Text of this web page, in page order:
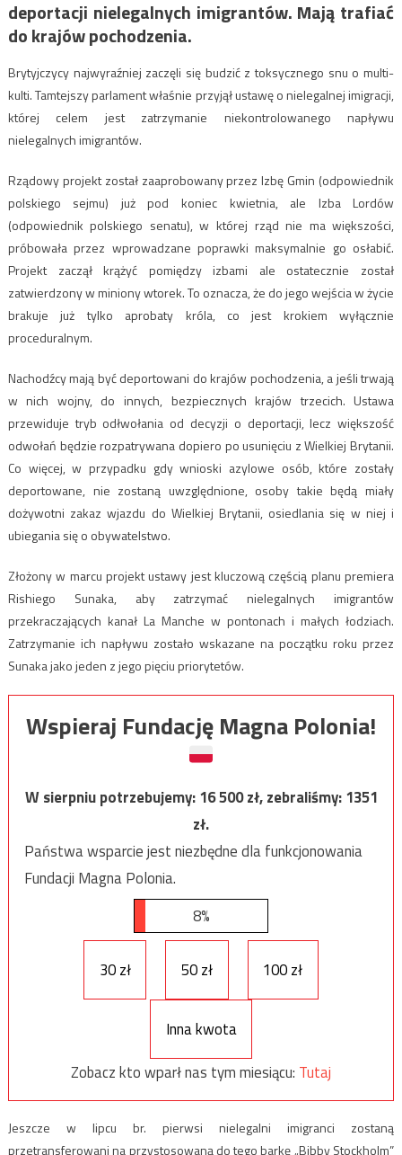
deportacji nielegalnych imigrantów. Mają trafiać
do krajów pochodzenia.
Brytyjczycy najwyraźniej zaczęli się budzić z toksycznego snu o multi-
kulti. Tamtejszy parlament właśnie przyjął ustawę o nielegalnej imigracji,
której celem jest zatrzymanie niekontrolowanego napływu
nielegalnych imigrantów.
Rządowy projekt został zaaprobowany przez Izbę Gmin (odpowiednik
polskiego sejmu) już pod koniec kwietnia, ale Izba Lordów
(odpowiednik polskiego senatu), w której rząd nie ma większości,
próbowała przez wprowadzane poprawki maksymalnie go osłabić.
Projekt zaczął krążyć pomiędzy izbami ale ostatecznie został
zatwierdzony w miniony wtorek. To oznacza, że do jego wejścia w życie
brakuje już tylko aprobaty króla, co jest krokiem wyłącznie
proceduralnym.
Nachodźcy mają być deportowani do krajów pochodzenia, a jeśli trwają
w nich wojny, do innych, bezpiecznych krajów trzecich. Ustawa
przewiduje tryb odłwołania od decyzji o deportacji, lecz większość
odwołań będzie rozpatrywana dopiero po usunięciu z Wielkiej Brytanii.
Co więcej, w przypadku gdy wnioski azylowe osób, które zostały
deportowane, nie zostaną uwzględnione, osoby takie będą miały
dożywotni zakaz wjazdu do Wielkiej Brytanii, osiedlania się w niej i
ubiegania się o obywatelstwo.
Złożony w marcu projekt ustawy jest kluczową częścią planu premiera
Rishiego Sunaka, aby zatrzymać nielegalnych imigrantów
przekraczających kanał La Manche w pontonach i małych łodziach.
Zatrzymanie ich napływu zostało wskazane na początku roku przez
Sunaka jako jeden z jego pięciu priorytetów.
Wspieraj Fundację Magna Polonia!
W sierpniu potrzebujemy:16 500zł, zebraliśmy:1351
zł.
Państwa wsparcie jest niezbędne dla funkcjonowania
Fundacji Magna Polonia.
8%
30 zł 50 zł 100 zł
Inna kwota
Zobacz kto wparł nas tym miesiącu: Tutaj
Jeszcze w lipcu br. pierwsi nielegalni imigranci zostaną
przetransferowani na przystosowaną do tego barkę „Bibby Stockholm”